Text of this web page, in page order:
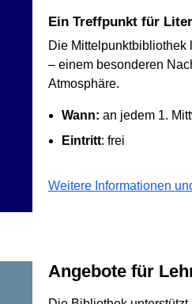
Ein Treffpunkt für
Die Mittelpunktbibliothek
– einem besonderen
Atmosphäre.
Wann: an jedem 1.
Eintritt: frei
Weitere Informationen
Angebote für